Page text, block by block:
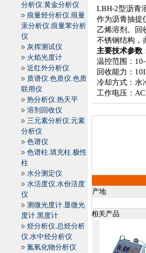
分析仪.黄金分析仪
痕量烃分析仪.痕量
汞分析仪.痕量苯分析
仪
灰挥测试仪
火焰光度计
近红外分析仪
质谱仪.色质仪.色质
联用仪
热分析仪.热天平
溶剂回收仪
三元素分析仪.元素
分析仪
色谱仪
色谱柱.填充柱.极性
柱
水分测定仪
水活度仪.水份活度
仪
测微光度计.显微光
度计.黑度计
烃分析仪.总烃分析
仪.水中烃分析仪
氮氧化物分析仪
LBH-2型沥青
作为沥青抽提
乙烯溶剂。回
不锈钢结构，
主要技术参数
温控范围： 10
回收能力：
冷却方式：水
工作电压：
产地
相关产品